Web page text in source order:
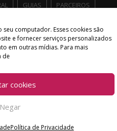
computador. Esses cookies são
e fornecer serviços personalizados
em outras mídias. Para mais
de
cookies
Negar
Política de Privacidade
GUIAS PARCEIROS
DE PRIVACIDADE
Instagram
Youtube